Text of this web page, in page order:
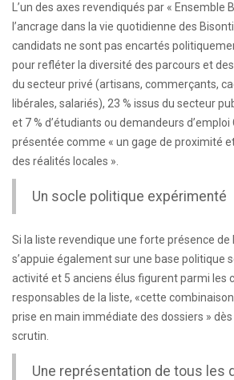
L’un des axes revendiqués par « Ensemble
l’ancrage dans la vie quotidienne des
candidats ne sont pas encartés
pour refléter la diversité des parcours et
du secteur privé (artisans, commerçants,
libérales, salariés), 23 % issus du secteur
et 7 % d’étudiants ou demandeurs
présentée comme « un gage de proximité
des réalités locales ».
Un socle politique expérimenté
Si la liste revendique une forte présence de
s’appuie également sur une base politique
activité et 5 anciens élus figurent parmi les
responsables de la liste, «cette
prise en main immédiate des dossiers »
scrutin.
Une représentation de tous les